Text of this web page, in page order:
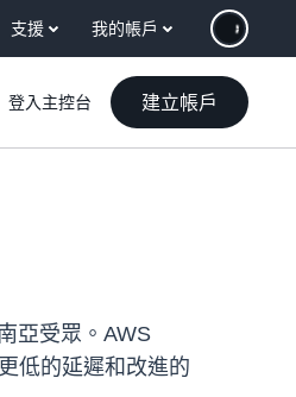
支援 我的帳戶
登入主控台 建立帳戶
亞受眾。AWS
低的延遲和改進的